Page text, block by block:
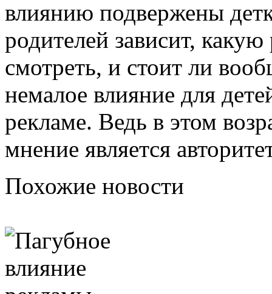
влиянию подвержены
родителей зависит,
смотреть, и стоит ли
немалое влияние для
рекламе. Ведь в этом
мнение является
Похожие новости